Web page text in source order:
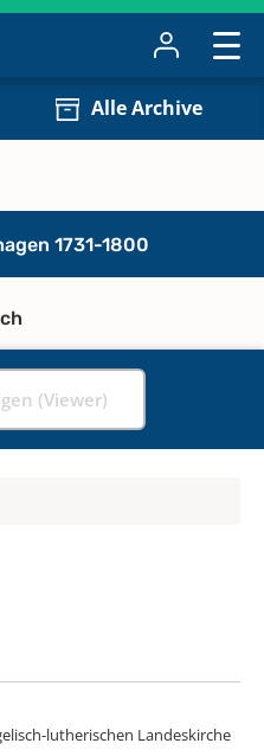
Alle Archive
1731-1800
(Viewer)
lutherischen Landeskirche